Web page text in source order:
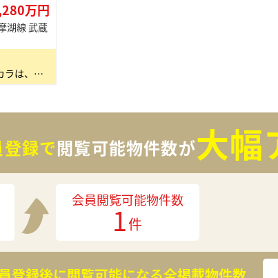
万円
湖線 武蔵
私たちセンチュリー21ココカラは、不動産で「ここからはじまる幸せをつくる」というミッションのもと、…
録で閲覧可能物件数が大幅
会員閲覧可能物件数
1件